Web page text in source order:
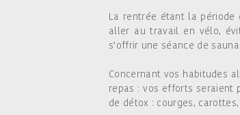
La rentrée étant la période
aller au travail en vélo,
s’offrir une séance de
Concernant vos habitudes
repas : vos efforts seraient
de détox : courges,